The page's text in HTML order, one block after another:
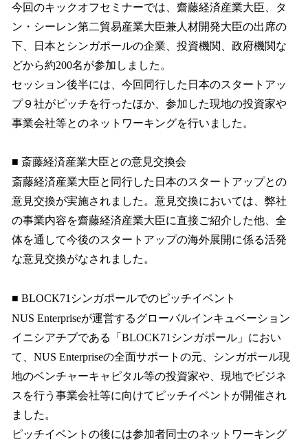
今回のキックオフセミナーでは、齋藤経済産業大臣、タ
ン・シーレン第二貿易産業大臣兼人材開発大臣の出席の
下、日本とシンガポールの企業、投資機関、政府機関な
どから約200名が参加しました。
セッション後半には、今回同行した日本のスタートアッ
プ９社がピッチを行ったほか、参加した現地の投資家や
事業会社等とのネットワーキングを行いました。
■ 斎藤経済産業大臣との意見交換会
斎藤経済産業大臣と同行した日本のスタートアップとの
意見交換が実施されました。意見交換においては、弊社
の事業内容を齋藤経済産業大臣に直接ご紹介した他、全
体を通して今後のスタートアップの海外展開に係る活発
な意見交換がなされました。
■ BLOCK71シンガポールでのピッチイベント
NUS Enterpriseが運営するグローバルインキュベーション
イニシアチブである「BLOCK71シンガポール」におい
て、NUS Enterpriseの全面サポートの元、シンガポール現
地のベンチャーキャピタル等の投資家や、現地でビジネ
スを行う事業会社等に向けてピッチイベントが開催され
ました。
ピッチイベントの後には参加者同士のネットワーキング